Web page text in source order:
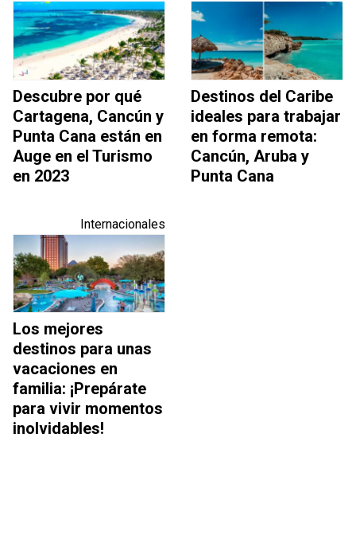
Descubre por qué
Cartagena, Cancún y
Punta Cana están en
Auge en el Turismo
en 2023
Destinos del Caribe
ideales para trabajar
en forma remota:
Cancún, Aruba y
Punta Cana
Internacionales
Los mejores
destinos para unas
vacaciones en
familia: ¡Prepárate
para vivir momentos
inolvidables!